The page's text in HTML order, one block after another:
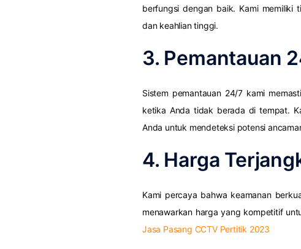
berfungsi dengan baik. Kami memiliki
dan keahlian tinggi.
3. Pemantauan
Sistem pemantauan 24/7 kami
ketika Anda tidak berada di tempat.
Anda untuk mendeteksi potensi
4. Harga
Kami percaya bahwa keamanan
menawarkan harga yang kompetitif
Jasa Pasang CCTV Pertitik 2023